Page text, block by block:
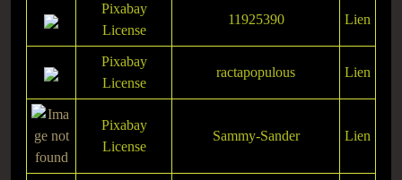
Pixabay
License
11925390 Lien
Pixabay
License
ractapopulous Lien
Pixabay
License
Sammy-Sander Lien